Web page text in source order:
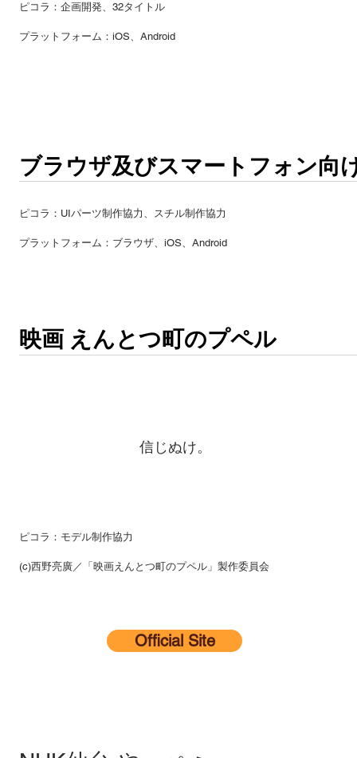
ピコラ：企画開発、32タイトル
​プラットフォーム：iOS、Android
ブラウザ及びスマートフォン向
ピコラ：UIパーツ制作協力、スチル制作協力
​プラットフォーム：ブラウザ、iOS、Android
映画 えんとつ町のプペル
信じぬけ。
ピコラ：モデル制作協力
(c)西野亮廣／「映画えんとつ町のプペル」製作委員会
Official Site